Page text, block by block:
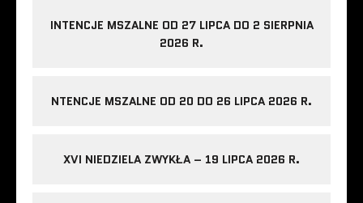
INTENCJE MSZALNE OD 27 LIPCA DO 2 SIERPNIA
2026 R.
NTENCJE MSZALNE OD 20 DO 26 LIPCA 2026 R.
XVI NIEDZIELA ZWYKŁA – 19 LIPCA 2026 R.